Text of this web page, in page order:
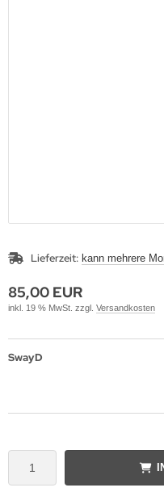
Lieferzeit: kann mehrere
85,00 EUR
inkl. 19 % MwSt. zzgl. Versandkosten
SwayD